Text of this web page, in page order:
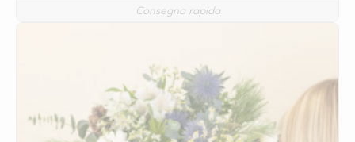
Consegna rapida